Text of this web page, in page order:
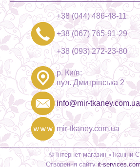
+38 (044) 486-48-11
+38 (067) 765-91-29
+38 (093) 272-23-80
р. Київ:
вул. Дмитрівська 2
info@mir-tkaney.com.ua
mir-tkaney.com.ua
© Інтернет-магазин «Тканіни
Створення сайтуit-